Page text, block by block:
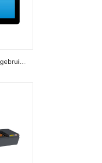
Beoordelingssysteem voor gebruikte auto's